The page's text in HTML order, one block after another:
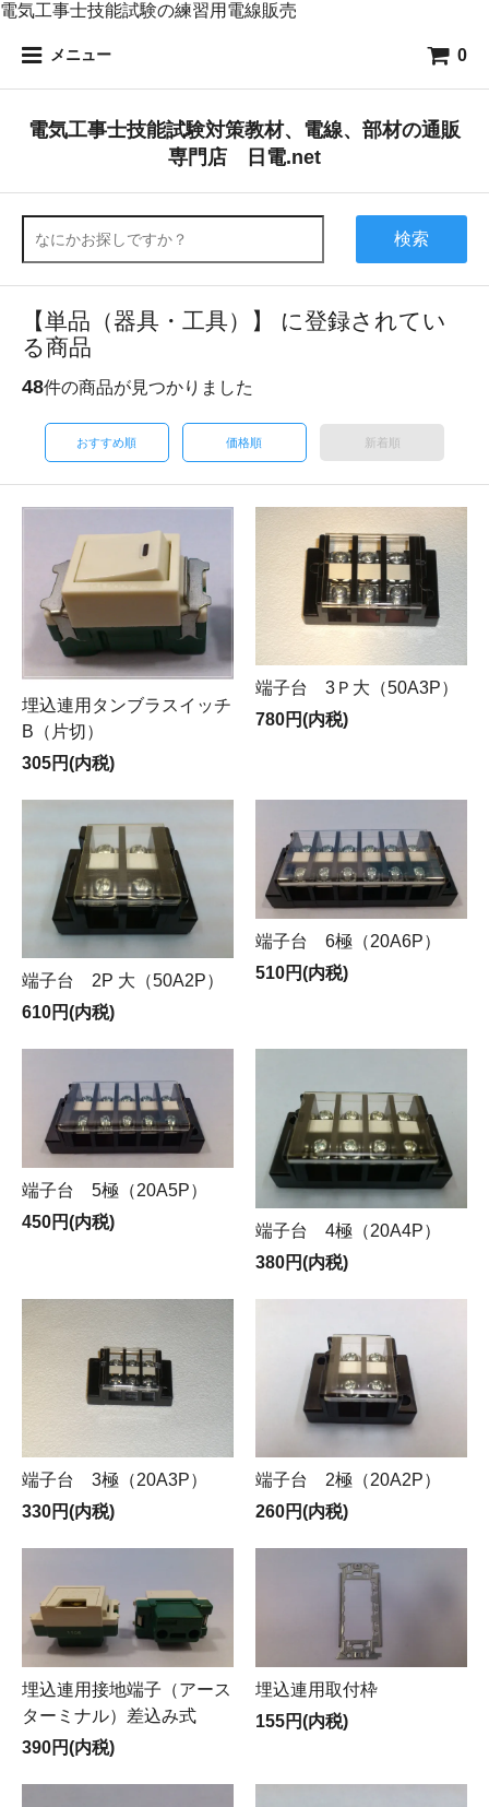
電気工事士技能試験の練習用電線販売
メニュー 0
電気工事士技能試験対策教材、電線、部材の通販
専門店 日電.net
検索
【単品（器具・工具）】 に登録されてい
る商品
48件の商品が見つかりました
おすすめ順 価格順 新着順
埋込連用タンブラスイッチ
B（片切）
305円(内税)
端子台 3Ｐ大（50A3P）
780円(内税)
端子台 2P 大（50A2P）
610円(内税)
端子台 6極（20A6P）
510円(内税)
端子台 5極（20A5P）
450円(内税)
端子台 4極（20A4P）
380円(内税)
端子台 3極（20A3P）
330円(内税)
端子台 2極（20A2P）
260円(内税)
埋込連用接地端子（アース
ターミナル）差込み式
390円(内税)
埋込連用取付枠
155円(内税)